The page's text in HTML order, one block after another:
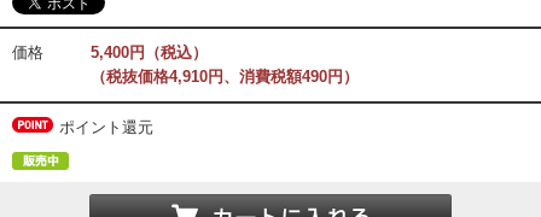
価格
5,400円（税込）
（税抜価格4,910円、消費税額490円）
ポイント還元